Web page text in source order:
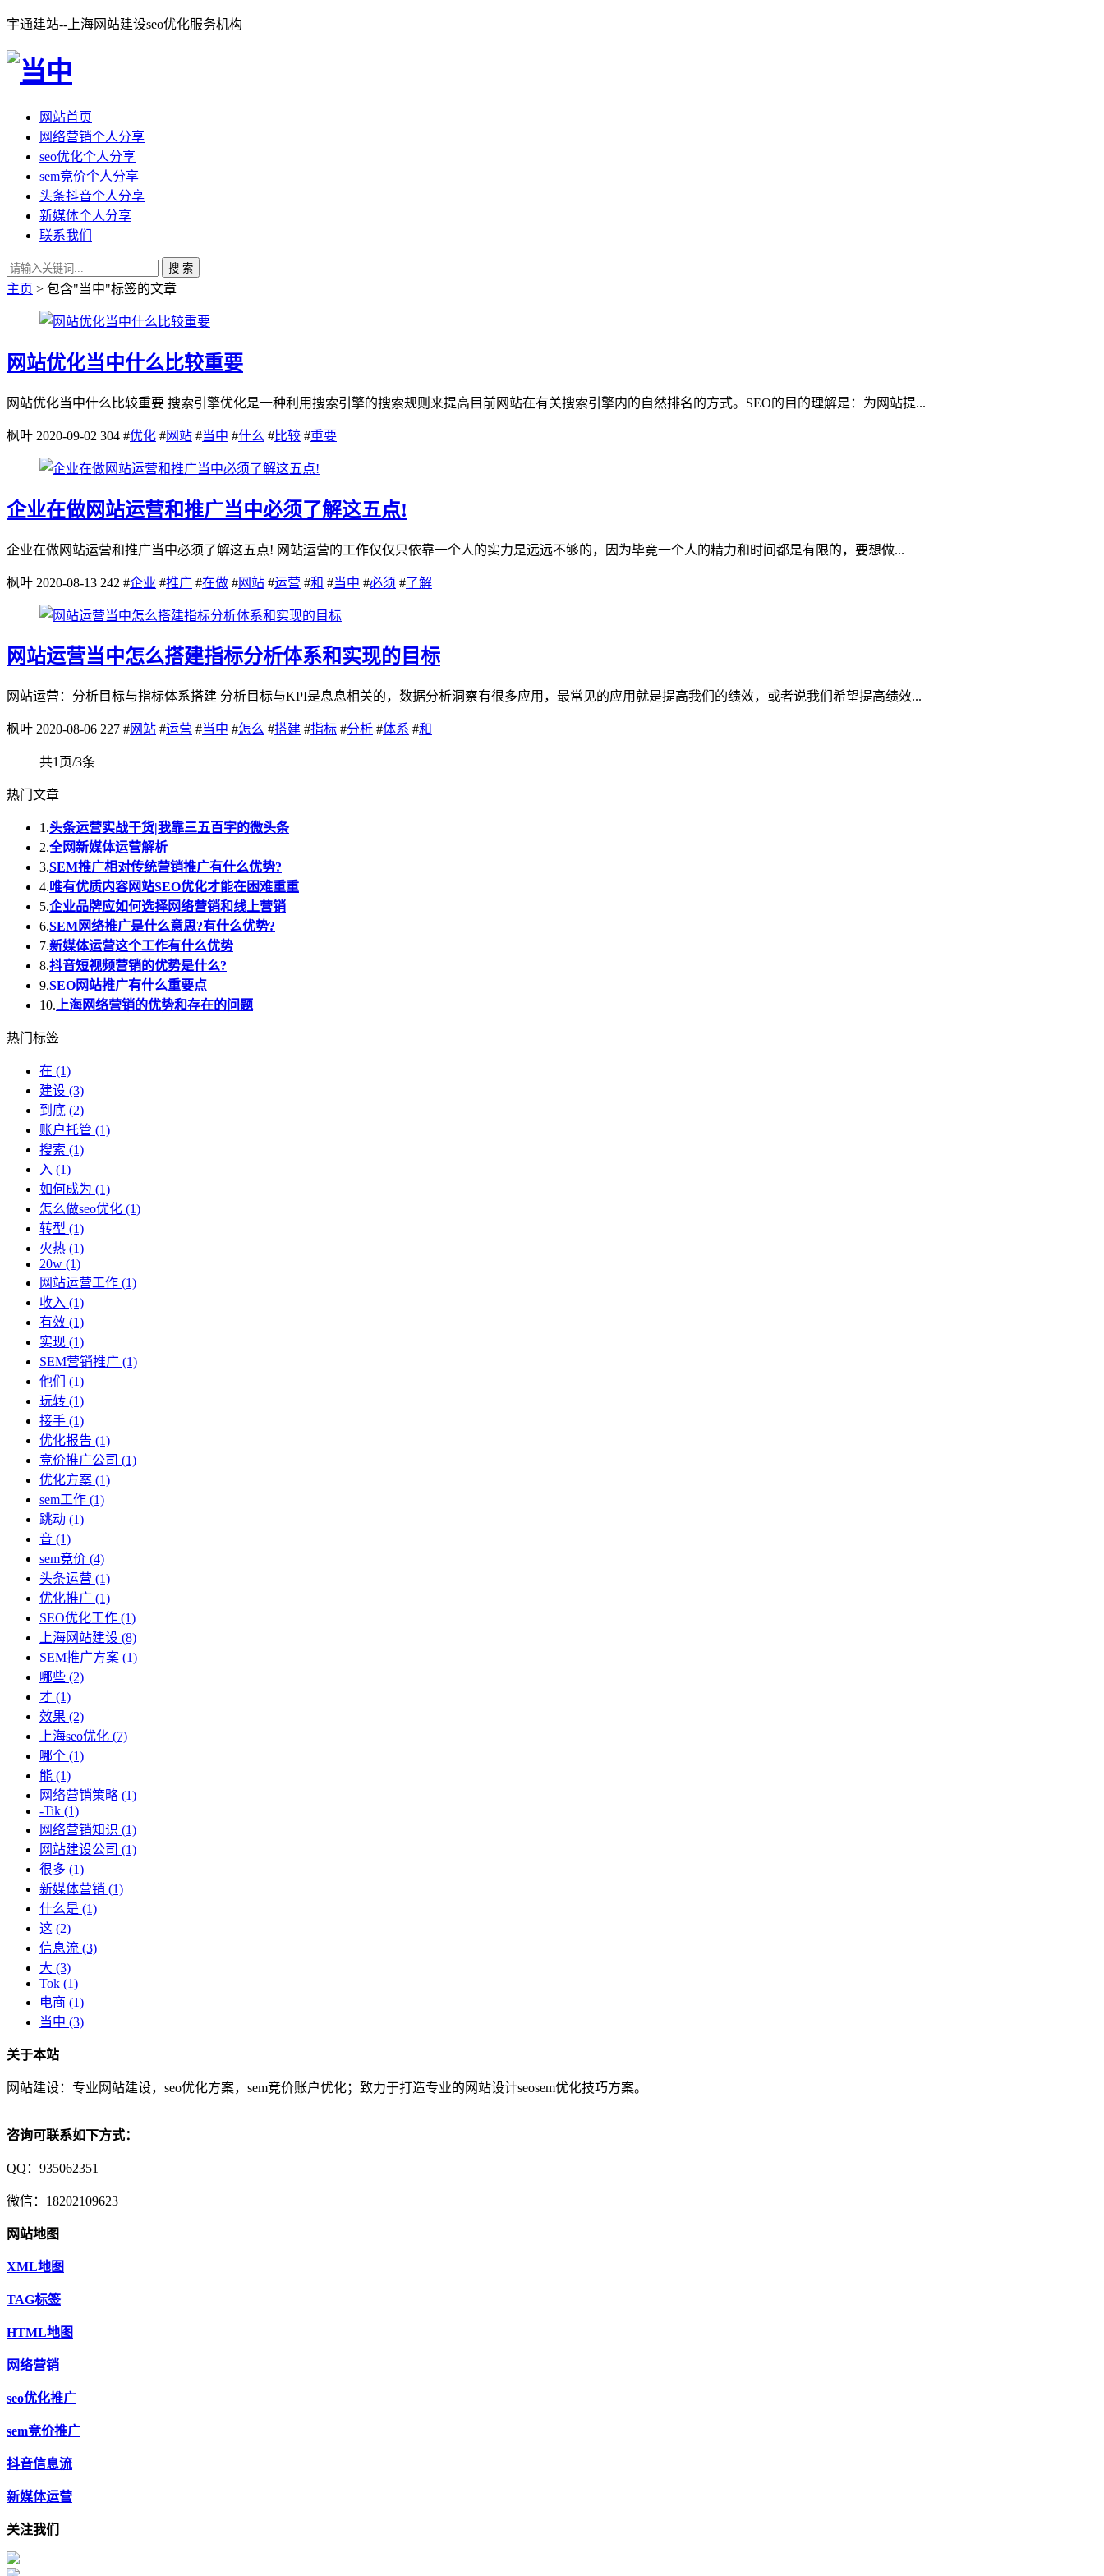
宇通建站--上海网站建设seo优化服务机构
网站首页
网络营销个人分享
seo优化个人分享
sem竞价个人分享
头条抖音个人分享
新媒体个人分享
联系我们
搜 索
主页 > 包含"当中"标签的文章
网站优化当中什么比较重要
网站优化当中什么比较重要 搜索引擎优化是一种利用搜索引擎的搜索规则来提高目前网站在有关搜索引擎内的自然排名的方式。SEO的目的理解是：为网站提...
枫叶 2020-09-02 304 #优化 #网站 #当中 #什么 #比较 #重要
企业在做网站运营和推广当中必须了解这五点!
企业在做网站运营和推广当中必须了解这五点! 网站运营的工作仅仅只依靠一个人的实力是远远不够的，因为毕竟一个人的精力和时间都是有限的，要想做...
枫叶 2020-08-13 242 #企业 #推广 #在做 #网站 #运营 #和 #当中 #必须 #了解
网站运营当中怎么搭建指标分析体系和实现的目标
网站运营：分析目标与指标体系搭建 分析目标与KPI是息息相关的，数据分析洞察有很多应用，最常见的应用就是提高我们的绩效，或者说我们希望提高绩效...
枫叶 2020-08-06 227 #网站 #运营 #当中 #怎么 #搭建 #指标 #分析 #体系 #和
共1页/3条
热门文章
1.头条运营实战干货|我靠三五百字的微头条
2.全网新媒体运营解析
3.SEM推广相对传统营销推广有什么优势?
4. 唯有优质内容网站SEO优化才能在困难重重
5.企业品牌应如何选择网络营销和线上营销
6.SEM网络推广是什么意思?有什么优势?
7.新媒体运营这个工作有什么优势
8.抖音短视频营销的优势是什么?
9.SEO网站推广有什么重要点
10. 上海网络营销的优势和存在的问题
热门标签
在 (1)
建设 (3)
到底 (2)
账户托管 (1)
搜索 (1)
入 (1)
如何成为 (1)
怎么做seo优化 (1)
转型 (1)
火热 (1)
20w (1)
网站运营工作 (1)
收入 (1)
有效 (1)
实现 (1)
SEM营销推广 (1)
他们
(1)
玩转 (1)
接手 (1)
优化报告 (1)
竞价推广公司 (1)
优化方案 (1)
sem工作 (1)
跳动 (1)
音 (1)
sem竞价 (4)
头条运营 (1)
优化推广 (1)
SEO优化工作 (1)
上海网站建设 (8)
SEM推广方案 (1)
哪些 (2)
才 (1)
效果 (2)
上海seo优化 (7)
哪个 (1)
能 (1)
网络营销策略 (1)
-Tik (1)
网络营销知识 (1)
网站建设公司 (1)
很多 (1)
新媒体营销 (1)
什么是 (1)
这 (2)
信息流 (3)
大 (3)
Tok (1)
电商 (1)
当中 (3)
关于本站
网站建设：专业网站建设，seo优化方案，sem竞价账户优化；致力于打造专业的网站设计seosem优化技巧方案。
咨询可联系如下方式：
QQ：935062351
微信：18202109623
网站地图
XML地图
TAG标签
HTML地图
网络营销
seo优化推广
sem竞价推广
抖音信息流
新媒体运营
关注我们